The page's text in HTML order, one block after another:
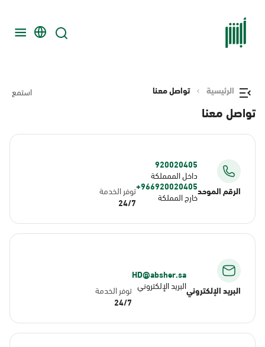
الرئيسية تواصل معنا استمع
تواصل معنا
الرقم الموحد
920020405
داخل الممملكة
966920020405+
خارج المملكة توفر الخدمة
24/7
البريد الإلكتروني
HD@absher.sa
البريد الإلكتروني توفر الخدمة
24/7